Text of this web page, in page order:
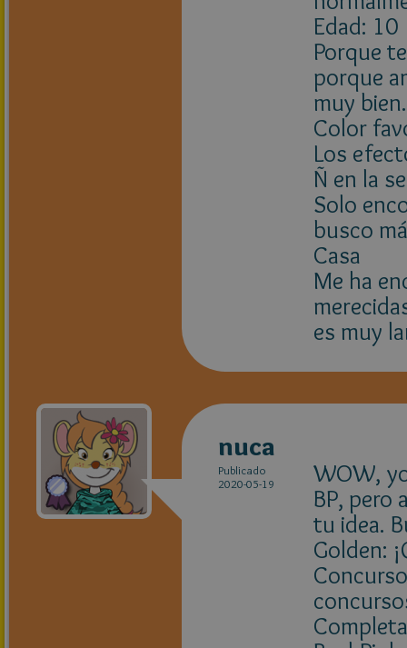
Edad: 10
Porque
porque
muy bien.
Color
Los
Ñ en la
Solo
busco
Casa
Me ha
es muy
nuca
Publicado
2020-05-19
WOW,
BP, pero
tu idea.
Golden: